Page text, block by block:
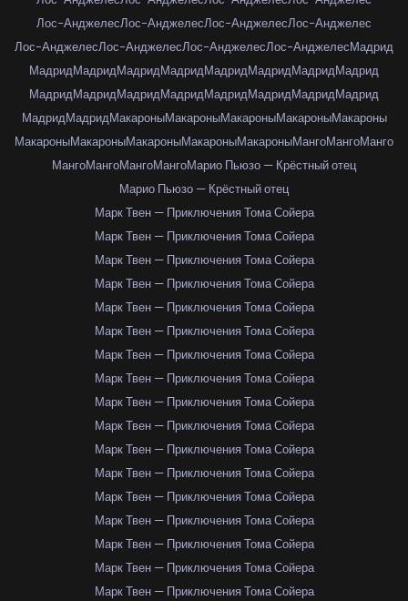
Лос-АнджелесЛос-АнджелесЛос-АнджелесЛос-Анджелес
Лос-АнджелесЛос-АнджелесЛос-АнджелесЛос-АнджелесМадрид
МадридМадридМадридМадридМадридМадридМадридМадрид
МадридМадридМадридМадридМадридМадридМадридМадрид
МадридМадридМакароныМакароныМакароныМакароныМакароны
МакароныМакароныМакароныМакароныМакароныМангоМангоМанго
МангоМангоМангоМангоМарио Пьюзо — Крёстный отец
Марио Пьюзо — Крёстный отец
Марк Твен — Приключения Тома Сойера
Марк Твен — Приключения Тома Сойера
Марк Твен — Приключения Тома Сойера
Марк Твен — Приключения Тома Сойера
Марк Твен — Приключения Тома Сойера
Марк Твен — Приключения Тома Сойера
Марк Твен — Приключения Тома Сойера
Марк Твен — Приключения Тома Сойера
Марк Твен — Приключения Тома Сойера
Марк Твен — Приключения Тома Сойера
Марк Твен — Приключения Тома Сойера
Марк Твен — Приключения Тома Сойера
Марк Твен — Приключения Тома Сойера
Марк Твен — Приключения Тома Сойера
Марк Твен — Приключения Тома Сойера
Марк Твен — Приключения Тома Сойера
Марк Твен — Приключения Тома Сойера